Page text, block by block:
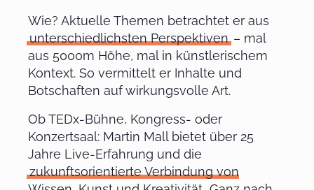
Wie? Aktuelle Themen betrachtet er aus
unterschiedlichsten Perspektiven– mal
aus 5000m Höhe, mal in künstlerischem
Kontext. So vermittelt er Inhalte und
Botschaften auf wirkungsvolle Art.
Ob TEDx-Bühne, Kongress- oder
Konzertsaal: Martin Mall bietet über 25
Jahre Live-Erfahrung und die
zukunftsorientierte Verbindung von